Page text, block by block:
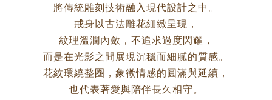
將傳統雕刻技術融入現代設計之中。
戒身以古法雕花細緻呈現，
紋理溫潤內斂，不追求過度閃耀，
而是在光影之間展現沉穩而細膩的質感。
花紋環繞整圈，象徵情感的圓滿與延續，
也代表著愛與陪伴長久相守。